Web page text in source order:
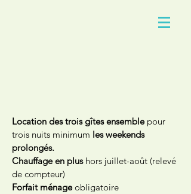
Location des trois gîtes ensemble pour
trois nuits minimum les weekends
prolongés.
Chauffage en plus hors juillet-août (relevé
de compteur)
Forfait ménageobligatoire